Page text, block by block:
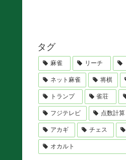
タグ
麻雀 リーチ
ネット麻雀 将棋
トランプ 雀荘
フジテレビ 点数計算
アカギ チェス
オカルト